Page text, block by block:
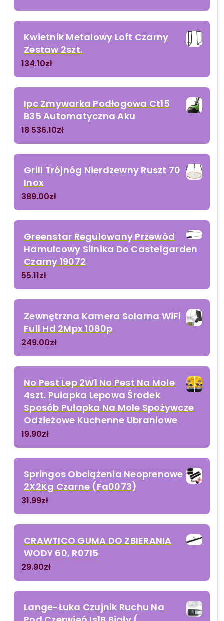
Kwietnik Metalowy Loft Czarny
Zestaw 2szt.
134.10zł
Ipc Zmywarka Podłogowa Ct15
B35 Automatyczna Aku
18 536.10zł
Grill Trójnóg Nierdzewny Ruszt 70
Inox
389.00zł
Greenstar Regulowany Przewód
Hamulcowy Silnika Do Castelgarden
Czarny 19072
55.11zł
Zewnętrzna Kamera Solarna WiFi
Full Hd 2Mpx 1080p
249.00zł
No Pest Lep 2W1 No Pest Na Mole
4szt. Pułapka Lepowa Środek
Sposób Pułapka Na Mole Spożywcze
Odzieżowe Kuchenne Ubraniowe
19.90zł
Springos Obciążenia Neoprenowe
2X2Kg Czarne (Fa0073)
31.99zł
CRAWTICO GUMA DO ZBIERANIA
WODY 60, R0715
29.90zł
Lange-Łuka Czujnik Ruchu Na